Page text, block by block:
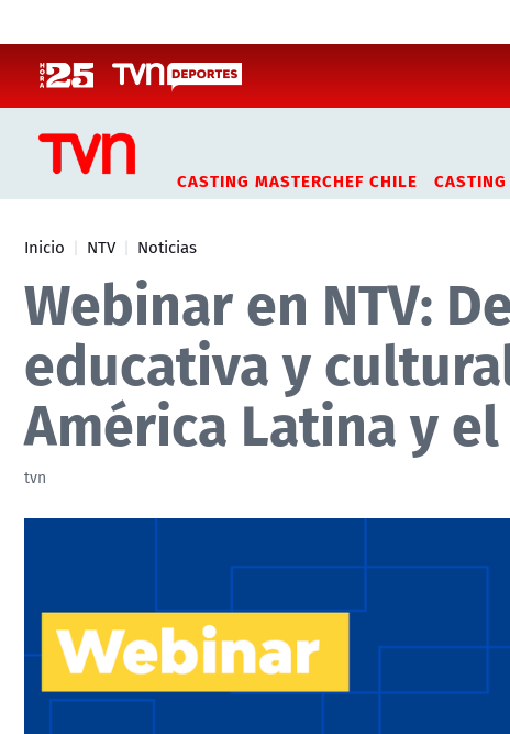
CASTING MASTERCHEF CHILE
Inicio NTV Noticias
Webinar en NTV:
educativa y
América Latina y
tvn